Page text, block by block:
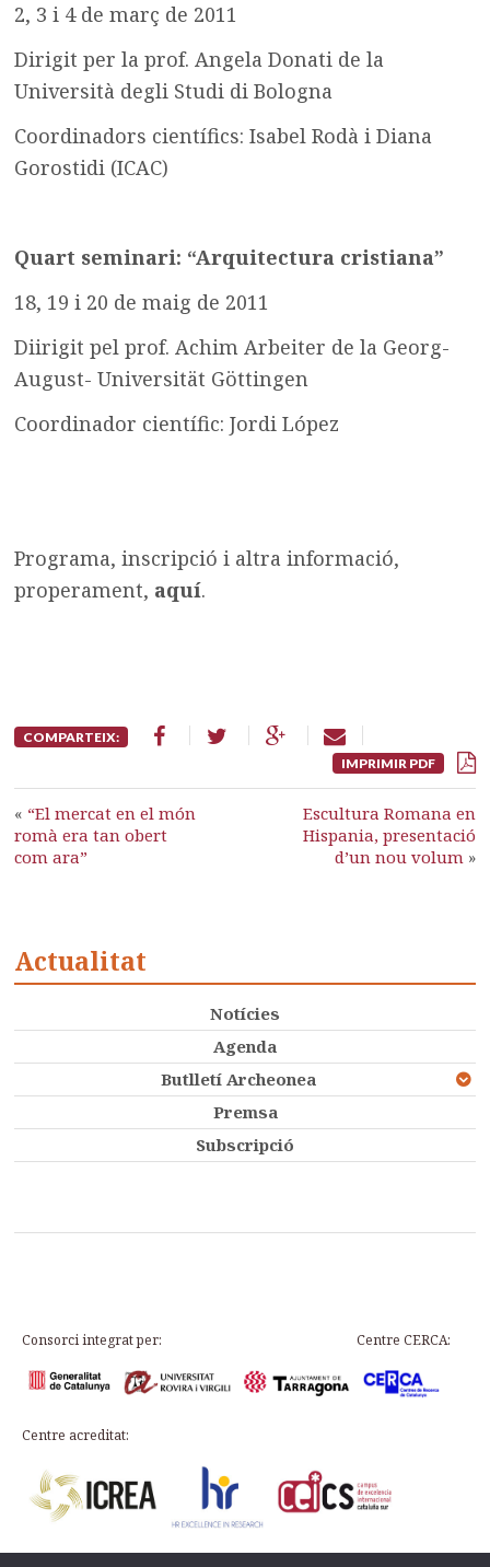
2, 3 i 4 de març de 2011
Dirigit per la prof. Angela Donati de la
Università degli Studi di Bologna
Coordinadors científics: Isabel Rodà i Diana
Gorostidi (ICAC)
Quart seminari: “Arquitectura cristiana”
18, 19 i 20 de maig de 2011
Diirigit pel prof. Achim Arbeiter de la Georg-
August- Universität Göttingen
Coordinador científic: Jordi López
Programa, inscripció i altra informació,
properament, aquí.
COMPARTEIX:
IMPRIMIR PDF
« “El mercat en el món
romà era tan obert
com ara”
Escultura Romana en
Hispania, presentació
d’un nou volum»
Actualitat
Notícies
Agenda
Butlletí Archeonea
Premsa
Subscripció
Consorci integrat per: Centre CERCA:
Centre acreditat: